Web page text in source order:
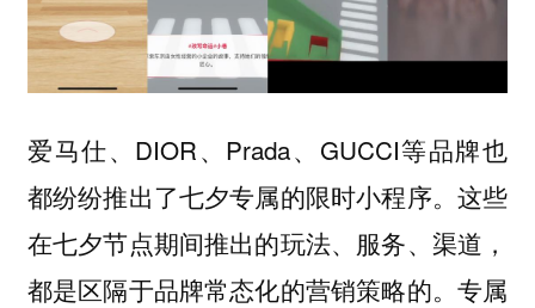
爱马仕、DIOR、Prada、GUCCI等品牌也
都纷纷推出了七夕专属的限时小程序。这些
在七夕节点期间推出的玩法、服务、渠道，
都是区隔于品牌常态化的营销策略的。专属